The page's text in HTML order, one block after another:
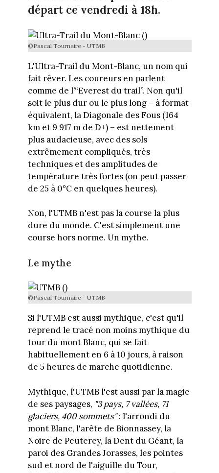
départ ce vendredi à 18h.
©Pascal Tournaire - UTMB
L'Ultra-Trail du Mont-Blanc, un nom qui
fait rêver. Les coureurs en parlent
comme de l’“Everest du trail”. Non qu'il
soit le plus dur ou le plus long – à format
équivalent, la Diagonale des Fous (164
km et 9 917 m de D+) – est nettement
plus audacieuse, avec des sols
extrêmement compliqués, très
techniques et des amplitudes de
température très fortes (on peut passer
de 25 à 0°C en quelques heures).
Non, l'UTMB n'est pas la course la plus
dure du monde. C'est simplement une
course hors norme. Un mythe.
Le mythe
©Pascal Tournaire - UTMB
Si l'UTMB est aussi mythique, c'est qu'il
reprend le tracé non moins mythique du
tour du mont Blanc, qui se fait
habituellement en 6 à 10 jours, à raison
de 5 heures de marche quotidienne.
Mythique, l'UTMB l'est aussi par la magie
de ses paysages, "3 pays, 7 vallées, 71
glaciers, 400 sommets": l'arrondi du
mont Blanc, l'arête de Bionnassey, la
Noire de Peuterey, la Dent du Géant, la
paroi des Grandes Jorasses, les pointes
sud et nord de l'aiguille du Tour,